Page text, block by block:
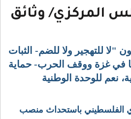
المركزي/ وثائق
"لا للتهجير ولا للضم- الثبات
في غزة ووقف الحرب- حماية
نعم للوحدة الوطنية
الفلسطيني باستحداث منصب